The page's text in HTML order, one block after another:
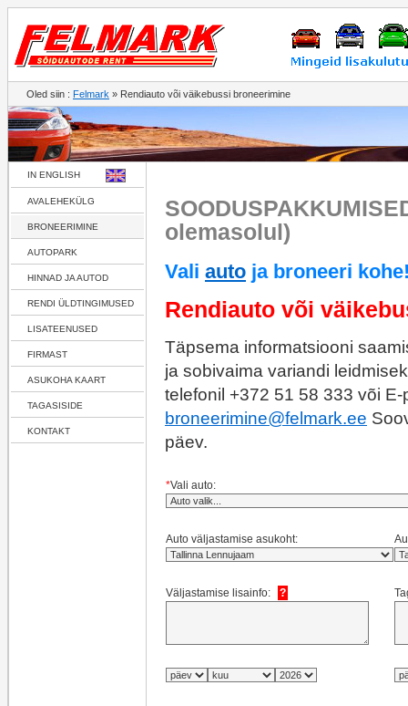
Oled siin : Felmark » Rendiauto või väikebussi broneerimine
IN ENGLISH
AVALEHEKÜLG
BRONEERIMINE
AUTOPARK
HINNAD JA AUTOD
RENDI ÜLDTINGIMUSED
LISATEENUSED
FIRMAST
ASUKOHA KAART
TAGASISIDE
KONTAKT
olemasolul)
Vali auto ja broneeri
Rendiauto või
Täpsema informatsiooni
ja sobivaima variandi
telefonil +372 51 58 333 või E-
broneerimine@felmark.ee
päev.
*Vali auto:
Auto väljastamise asukoht:
Väljastamise lisainfo: ?